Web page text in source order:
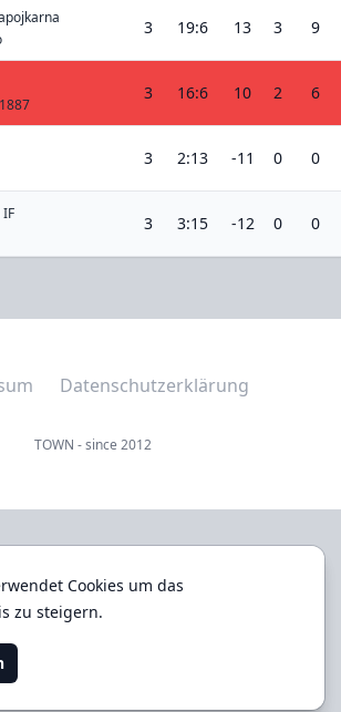
3 19:6 13 3 9
3 16:6 10 2 6
3 2:13 -11 0 0
3 3:15 -12 0 0
Datenschutzerklärung
TOWN - since 2012
Cookies um das
zu steigern.
Cookies um das
zu steigern.